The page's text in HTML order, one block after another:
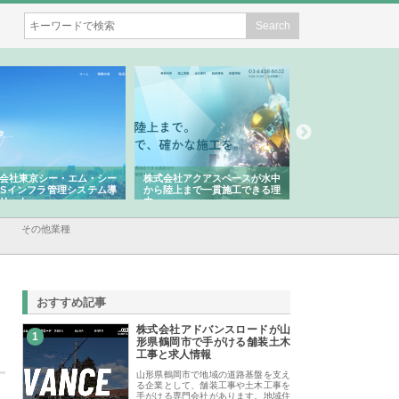
社東京シー・エム・シー
インフラ管理システム導
ット
株式会社アクアスペースが水中
から陸上まで一貫施工できる理
由
その他業種
おすすめ記事
1
株式会社アドバンスロードが山
形県鶴岡市で手がける舗装土木
工事と求人情報
山形県鶴岡市で地域の道路基盤を支え
る企業として、舗装工事や土木工事を
手がける専門会社があります。地域住